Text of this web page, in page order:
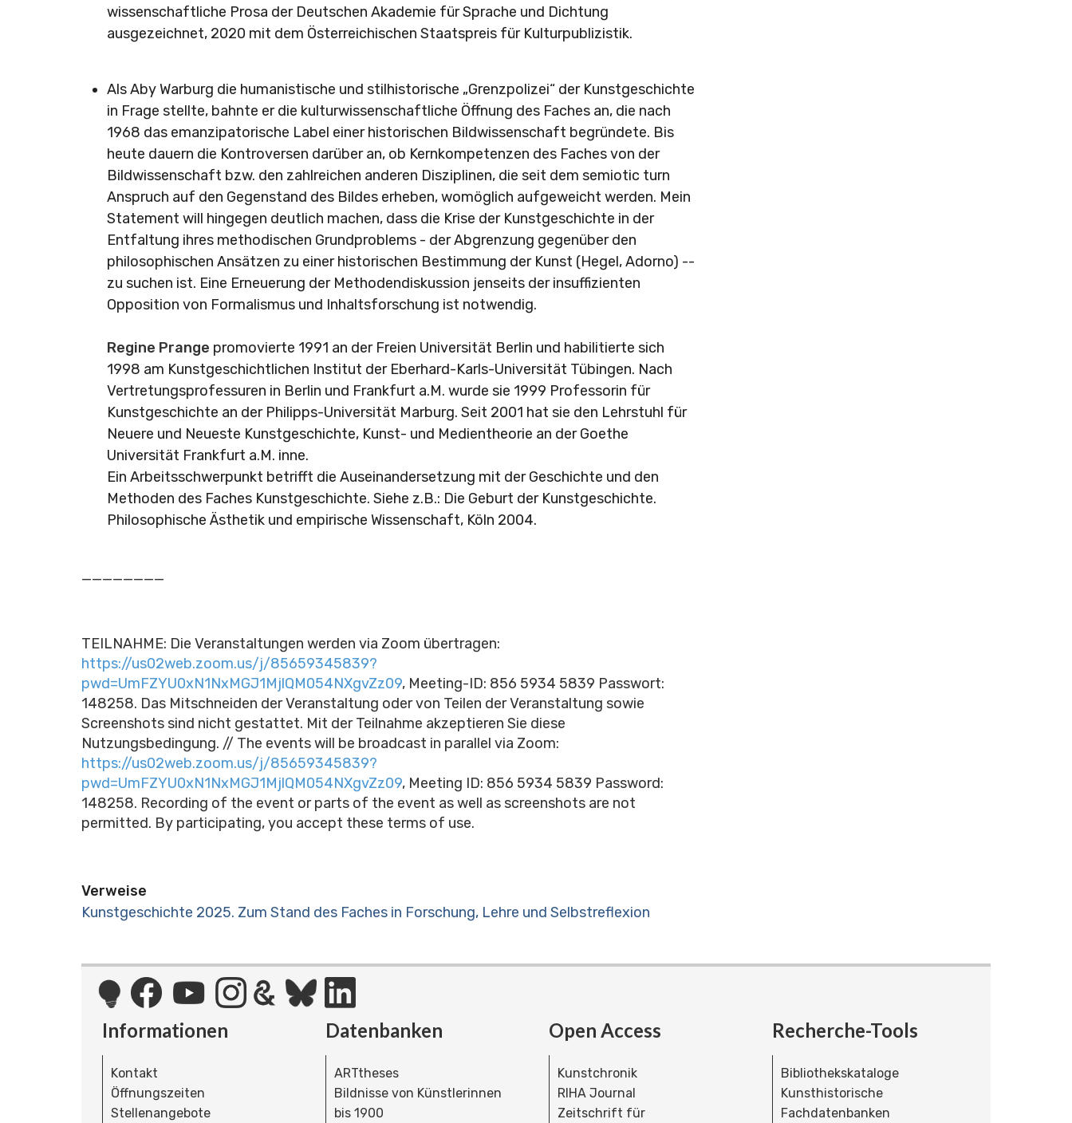
wissenschaftliche Prosa der Deutschen Akademie für Sprache und Dichtung
ausgezeichnet, 2020 mit dem Österreichischen Staatspreis für Kulturpublizistik.
Als Aby Warburg die humanistische und stilhistorische „Grenzpolizei“ der Kunstgeschichte
in Frage stellte, bahnte er die kulturwissenschaftliche Öffnung des Faches an, die nach
1968 das emanzipatorische Label einer historischen Bildwissenschaft begründete. Bis
heute dauern die Kontroversen darüber an, ob Kernkompetenzen des Faches von der
Bildwissenschaft bzw. den zahlreichen anderen Disziplinen, die seit dem semiotic turn
Anspruch auf den Gegenstand des Bildes erheben, womöglich aufgeweicht werden. Mein
Statement will hingegen deutlich machen, dass die Krise der Kunstgeschichte in der
Entfaltung ihres methodischen Grundproblems - der Abgrenzung gegenüber den
philosophischen Ansätzen zu einer historischen Bestimmung der Kunst (Hegel, Adorno) --
zu suchen ist. Eine Erneuerung der Methodendiskussion jenseits der insuffizienten
Opposition von Formalismus und Inhaltsforschung ist notwendig.
Regine Prange promovierte 1991 an der Freien Universität Berlin und habilitierte sich
1998 am Kunstgeschichtlichen Institut der Eberhard-Karls-Universität Tübingen. Nach
Vertretungsprofessuren in Berlin und Frankfurt a.M. wurde sie 1999 Professorin für
Kunstgeschichte an der Philipps-Universität Marburg. Seit 2001 hat sie den Lehrstuhl für
Neuere und Neueste Kunstgeschichte, Kunst- und Medientheorie an der Goethe
Universität Frankfurt a.M. inne.
Ein Arbeitsschwerpunkt betrifft die Auseinandersetzung mit der Geschichte und den
Methoden des Faches Kunstgeschichte. Siehe z.B.: Die Geburt der Kunstgeschichte.
Philosophische Ästhetik und empirische Wissenschaft, Köln 2004.
________
TEILNAHME: Die Veranstaltungen werden via Zoom übertragen:
https://us02web.zoom.us/j/85659345839?
pwd=UmFZYU0xN1NxMGJ1MjlQM054NXgvZz09, Meeting-ID: 856 5934 5839 Passwort:
148258. Das Mitschneiden der Veranstaltung oder von Teilen der Veranstaltung sowie
Screenshots sind nicht gestattet. Mit der Teilnahme akzeptieren Sie diese
Nutzungsbedingung. // The events will be broadcast in parallel via Zoom:
https://us02web.zoom.us/j/85659345839?
pwd=UmFZYU0xN1NxMGJ1MjlQM054NXgvZz09, Meeting ID: 856 5934 5839 Password:
148258. Recording of the event or parts of the event as well as screenshots are not
permitted. By participating, you accept these terms of use.
Verweise
Kunstgeschichte 2025. Zum Stand des Faches in Forschung, Lehre und Selbstreflexion
Informationen
Kontakt
Öffnungszeiten
Stellenangebote
Datenbanken
ARTtheses
Bildnisse von Künstlerinnen
bis 1900
Open Access
Kunstchronik
RIHA Journal
Zeitschrift für
Recherche-Tools
Bibliothekskataloge
Kunsthistorische
Fachdatenbanken